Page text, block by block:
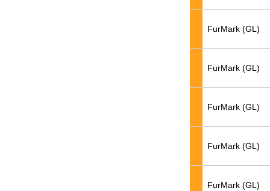
FurMark (GL)
FurMark (GL)
FurMark (GL)
FurMark (GL)
FurMark (GL)